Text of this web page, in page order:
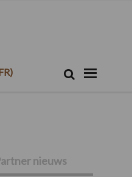
Zoek
nieuws